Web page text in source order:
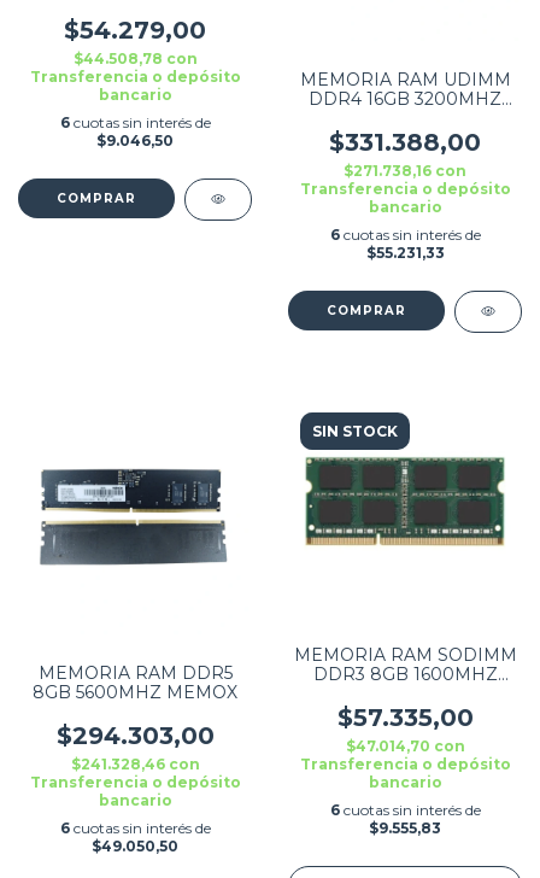
$54.279,00
$44.508,78 con
Transferencia o depósito
bancario
6 cuotas sin interés de
$9.046,50
MEMORIA RAM UDIMM
DDR4 16GB 3200MHZ
$331.388,00
$271.738,16 con
Transferencia o depósito
bancario
6 cuotas sin interés de
$55.231,33
MEMORIA RAM DDR5
8GB 5600MHZ MEMOX
$294.303,00
$241.328,46 con
Transferencia o depósito
bancario
6 cuotas sin interés de
$49.050,50
SIN STOCK
MEMORIA RAM SODIMM
DDR3 8GB 1600MHZ
$57.335,00
$47.014,70 con
Transferencia o depósito
bancario
6 cuotas sin interés de
$9.555,83